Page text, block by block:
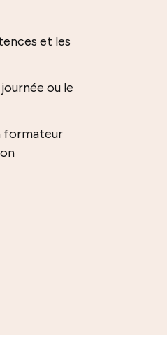
et les
ou le
formateur